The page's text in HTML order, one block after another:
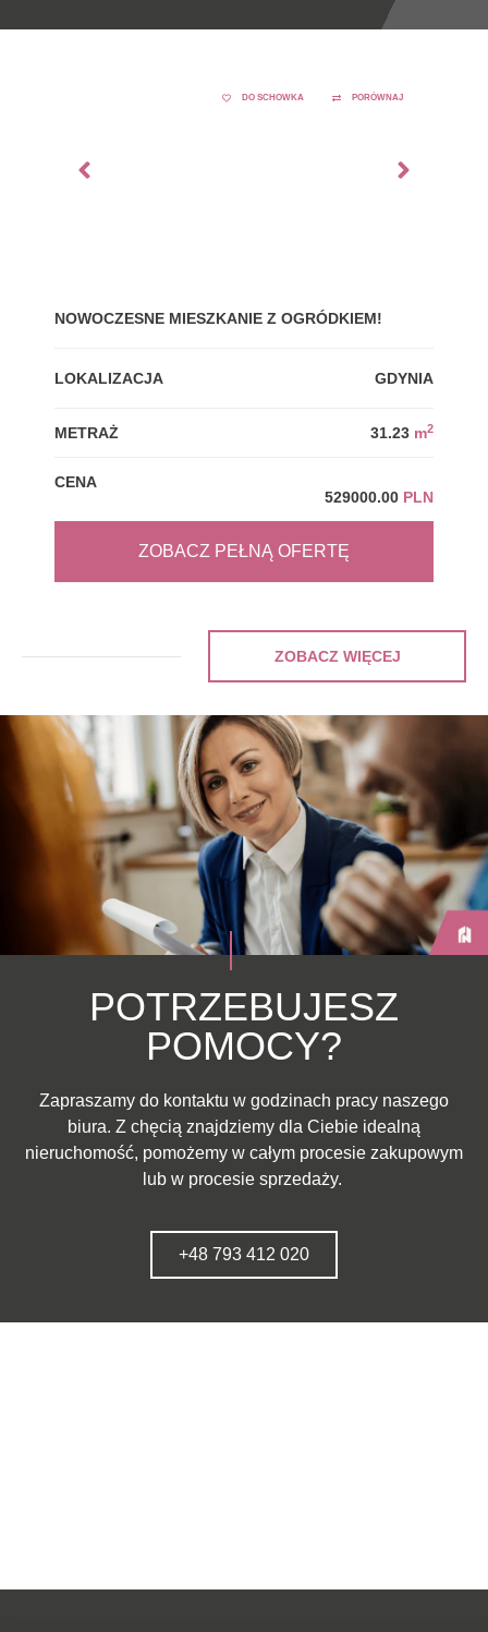
DO SCHOWKA PORÓWNAJ
NOWOCZESNE MIESZKANIE Z OGRÓDKIEM!
LOKALIZACJA GDYNIA
METRAŻ 31.23 m2
CENA
529000.00 PLN
ZOBACZ PEŁNĄ OFERTĘ
ZOBACZ WIĘCEJ
POTRZEBUJESZ
POMOCY?
Zapraszamy do kontaktu w godzinach pracy naszego
biura. Z chęcią znajdziemy dla Ciebie idealną
nieruchomość, pomożemy w całym procesie zakupowym
lub w procesie sprzedaży.
+48 793 412 020